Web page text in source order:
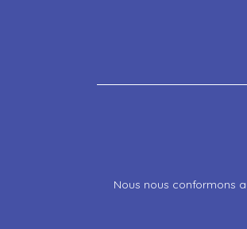
Nous nous conformons